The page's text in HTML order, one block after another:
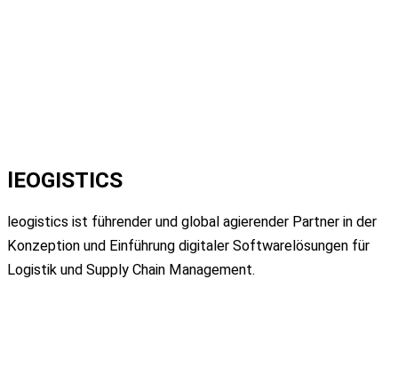
lEOGISTICS
leogistics ist führender und global agierender Partner in der
Konzeption und Einführung digitaler Softwarelösungen für
Logistik und Supply Chain Management.